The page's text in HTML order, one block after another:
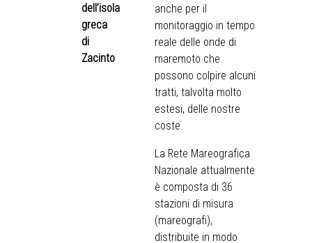
dell’isola
greca
di
Zacinto
anche per il
monitoraggio in tempo
reale delle onde di
maremoto che
possono colpire alcuni
tratti, talvolta molto
estesi, delle nostre
coste.
La Rete Mareografica
Nazionale attualmente
è composta di 36
stazioni di misura
(mareografi),
distribuite in modo